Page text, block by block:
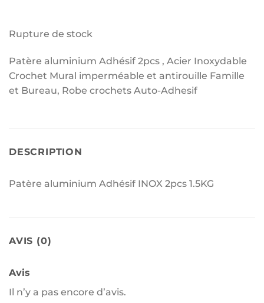
Rupture de stock
Patère aluminium Adhésif 2pcs , Acier Inoxydable
Crochet Mural imperméable et antirouille Famille
et Bureau, Robe crochets Auto-Adhesif
DESCRIPTION
Patère aluminium Adhésif INOX 2pcs 1.5KG
AVIS (0)
Avis
Il n’y a pas encore d’avis.